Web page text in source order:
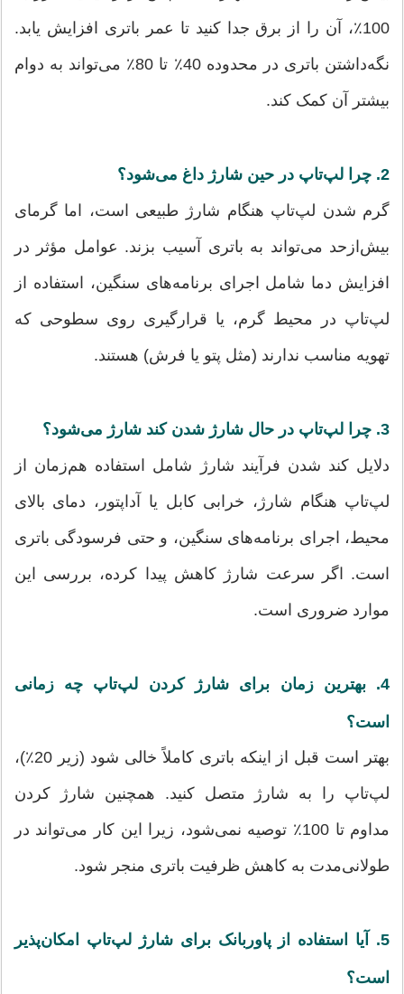
100٪، آن را از برق جدا کنید تا عمر باتری افزایش یابد.
نگه‌داشتن باتری در محدوده 40٪ تا 80٪ می‌تواند به دوام
بیشتر آن کمک کند.
2. چرا لپ‌تاپ در حین شارژ داغ می‌شود؟
گرم شدن لپ‌تاپ هنگام شارژ طبیعی است، اما گرمای
بیش‌ازحد می‌تواند به باتری آسیب بزند. عوامل مؤثر در
افزایش دما شامل اجرای برنامه‌های سنگین، استفاده از
لپ‌تاپ در محیط گرم، یا قرارگیری روی سطوحی که
تهویه مناسب ندارند (مثل پتو یا فرش) هستند.
3. چرا لپ‌تاپ در حال شارژ شدن کند شارژ می‌شود؟
دلایل کند شدن فرآیند شارژ شامل استفاده هم‌زمان از
لپ‌تاپ هنگام شارژ، خرابی کابل یا آداپتور، دمای بالای
محیط، اجرای برنامه‌های سنگین، و حتی فرسودگی باتری
است. اگر سرعت شارژ کاهش پیدا کرده، بررسی این
موارد ضروری است.
4. بهترین زمان برای شارژ کردن لپ‌تاپ چه زمانی
است؟
بهتر است قبل از اینکه باتری کاملاً خالی شود (زیر 20٪)،
لپ‌تاپ را به شارژ متصل کنید. همچنین شارژ کردن
مداوم تا 100٪ توصیه نمی‌شود، زیرا این کار می‌تواند در
طولانی‌مدت به کاهش ظرفیت باتری منجر شود.
5. آیا استفاده از پاوربانک برای شارژ لپ‌تاپ امکان‌پذیر
است؟